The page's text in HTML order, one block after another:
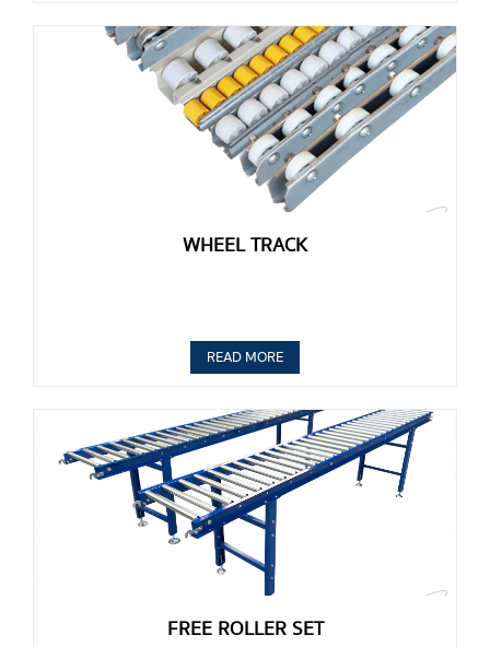
WHEEL TRACK
READ MORE
FREE ROLLER SET